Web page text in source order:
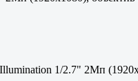
1/2.7" 2Мп